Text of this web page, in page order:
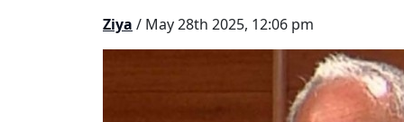
Ziya / May 28th 2025, 12:06 pm